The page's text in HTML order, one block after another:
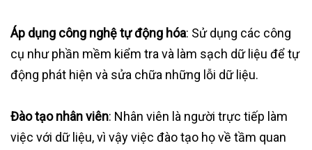
Áp dụng công nghệ tự động hóa: Sử dụng các công
cụ như phần mềm kiểm tra và làm sạch dữ liệu để tự
động phát hiện và sửa chữa những lỗi dữ liệu.
Đào tạo nhân viên: Nhân viên là người trực tiếp làm
việc với dữ liệu, vì vậy việc đào tạo họ về tầm quan